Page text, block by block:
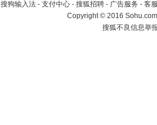
搜狗输入法 - 支付中心 - 搜狐招聘 - 广告服务 - 客
Copyright©2016
搜狐不良信息举